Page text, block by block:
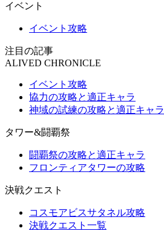
イベント
イベント攻略
注目の記事
ALIVED CHRONICLE
イベント攻略
協力の攻略と適正キャラ
神域の試練の攻略と適正キャラ
タワー&闘覇祭
闘覇祭の攻略と適正キャラ
フロンティアタワーの攻略
決戦クエスト
コスモアビスサタネル攻略
決戦クエスト一覧